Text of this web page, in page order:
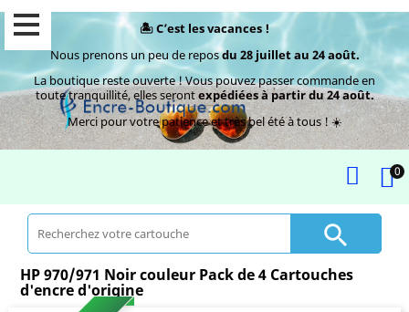
🏝️ C’est les vacances !
Nous prenons un peu de reposdu 28 juillet au 24 août.
La boutique reste ouverte ! Vous pouvez passer commande en
toute tranquillité, elles serontexpédiées à partir du 24 août.
Merci pour votre patience et très bel été à tous ! ☀️
0

HP 970/971 Noir couleur Pack de 4 Cartouches
d'encre d'origine